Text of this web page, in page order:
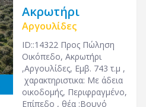
Ακρωτήρι
Αργουλίδες
ID::14322 Προς Πώληση
Οικόπεδο, Ακρωτήρι
,Αργουλίδες, Εμβ. 743 τ.μ ,
χαρακτηριστικα: Με άδεια
οικοδομής, Περιφραγμένο,
Επίπεδο , θέα :Βουνό